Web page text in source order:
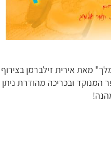
מאת אירית זילברמן בצירוף
המנוקד ובכריכה מהודרת ניתן